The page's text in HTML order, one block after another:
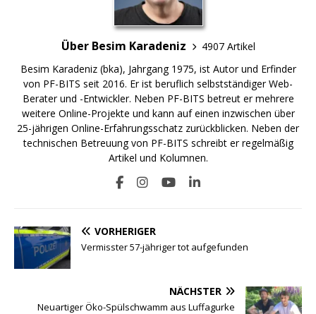
Über Besim Karadeniz
4907 Artikel
Besim Karadeniz (bka), Jahrgang 1975, ist Autor und Erfinder
von PF-BITS seit 2016. Er ist beruflich selbstständiger Web-
Berater und -Entwickler. Neben PF-BITS betreut er mehrere
weitere Online-Projekte und kann auf einen inzwischen über
25-jährigen Online-Erfahrungsschatz zurückblicken. Neben der
technischen Betreuung von PF-BITS schreibt er regelmäßig
Artikel und Kolumnen.
VORHERIGER
Vermisster 57-jähriger tot aufgefunden
NÄCHSTER
Neuartiger Öko-Spülschwamm aus Luffagurke